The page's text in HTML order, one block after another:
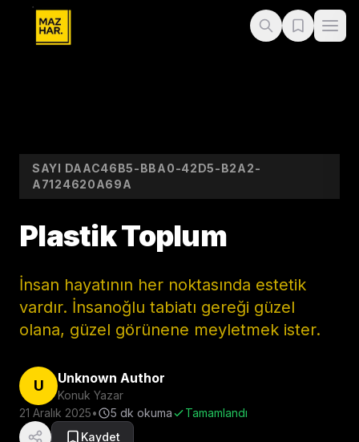
SAYI DAAC46B5-BBA0-42D5-B2A2-
A7124620A69A
Plastik Toplum
İnsan hayatının her noktasında estetik
vardır. İnsanoğlu tabiatı gereği güzel
olana, güzel görünene meyletmek ister.
U Unknown Author
Konuk Yazar
21 Aralık 2025• 5 dk okuma
Tamamlandı
Kaydet